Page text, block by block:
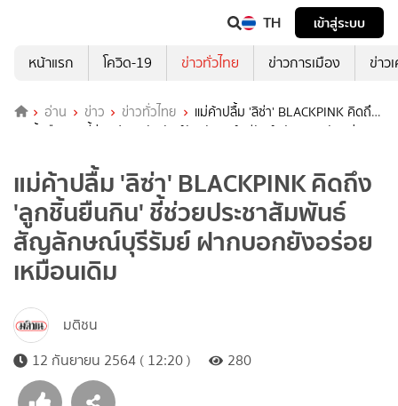
TH
เข้าสู่ระบบ
หน้าแรก
โควิด-19 ข่าวทั่วไทย ข่าวการเมือง ข่าว
อ่าน ข่าว ข่าวทั่วไทย
แม่ค้าปลื้ม 'ลิซ่า' BLACKPINK คิดถึง
'ลูกชิ้นยืนกิน' ชี้ช่วยประชาสัมพันธ์สัญลักษณ์บุรีรัมย์ ฝากบอกยังอร่อย
แม่ค้าปลื้ม 'ลิซ่า' BLACKPINK คิดถึง
'ลูกชิ้นยืนกิน' ชี้ช่วยประชาสัมพันธ์
สัญลักษณ์บุรีรัมย์ ฝากบอกยังอร่อย
เหมือนเดิม
มติชน
12 กันยายน 2564 ( 12:20 )
280